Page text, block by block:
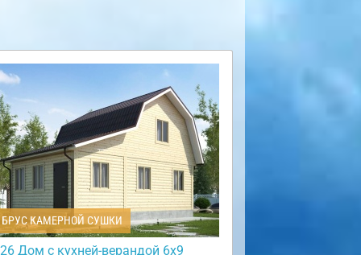
КАМЕРНОЙ СУШКИ
Дом с кухней-верандой 6х9